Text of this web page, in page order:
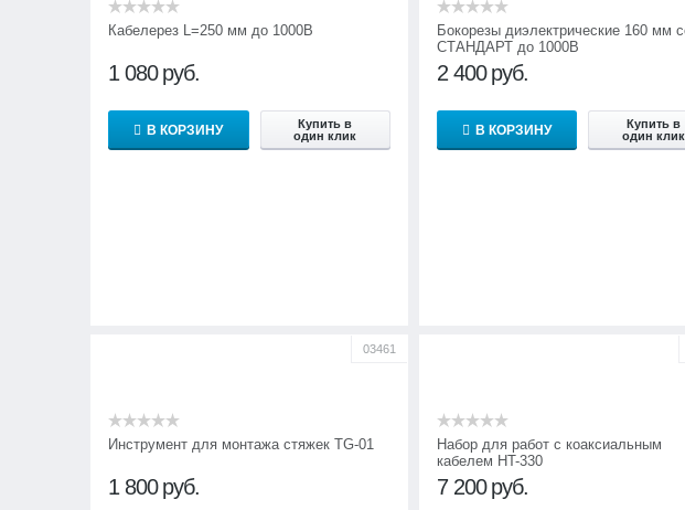
Кабелерез L=250 мм до 1000В
1 080 руб.
В КОРЗИНУ
Купить в
один клик
Бокорезы диэлектрические 160 мм
СТАНДАРТ до 1000В
2 400 руб.
В КОРЗИНУ
Купить в
один клик
03461
Инструмент для монтажа стяжек TG-01
1 800 руб.
Набор для работ с коаксиальным
кабелем HT-330
7 200 руб.